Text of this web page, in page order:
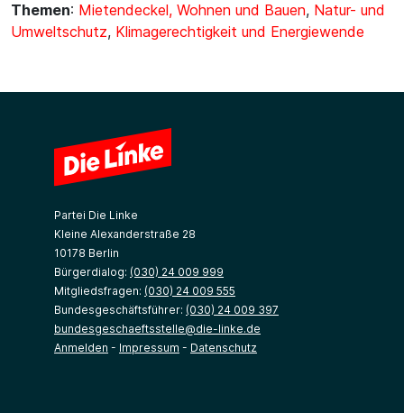
Themen: Mietendeckel, Wohnen und Bauen, Natur- und
Umweltschutz, Klimagerechtigkeit und Energiewende
Partei Die Linke
Kleine Alexanderstraße 28
10178 Berlin
Bürgerdialog: (030) 24 009 999
Mitgliedsfragen: (030) 24 009 555
Bundesgeschäftsführer: (030) 24 009 397
bundesgeschaeftsstelle@die-linke.de
Anmelden - Impressum - Datenschutz